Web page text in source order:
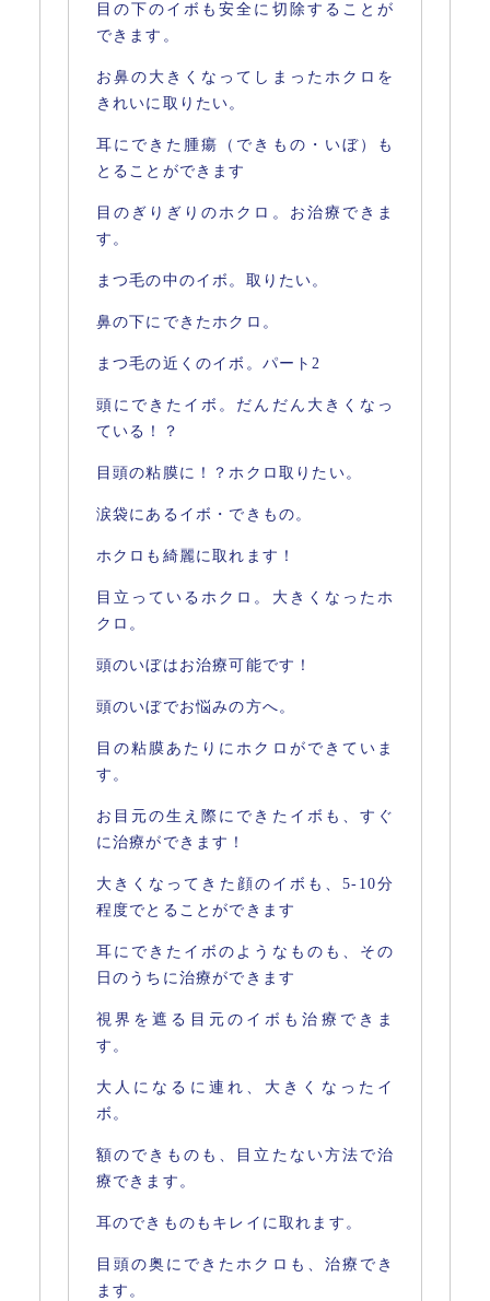
目の下のイボも安全に切除することが
できます。
お鼻の大きくなってしまったホクロを
きれいに取りたい。
耳にできた腫瘍（できもの・いぼ）も
とることができます
目のぎりぎりのホクロ。お治療できま
す。
まつ毛の中のイボ。取りたい。
鼻の下にできたホクロ。
まつ毛の近くのイボ。パート2
頭にできたイボ。だんだん大きくなっ
ている！？
目頭の粘膜に！？ホクロ取りたい。
涙袋にあるイボ・できもの。
ホクロも綺麗に取れます！
目立っているホクロ。大きくなったホ
クロ。
頭のいぼはお治療可能です！
頭のいぼでお悩みの方へ。
目の粘膜あたりにホクロができていま
す。
お目元の生え際にできたイボも、すぐ
に治療ができます！
大きくなってきた顔のイボも、5-10分
程度でとることができます
耳にできたイボのようなものも、その
日のうちに治療ができます
視界を遮る目元のイボも治療できま
す。
大人になるに連れ、大きくなったイ
ボ。
額のできものも、目立たない方法で治
療できます。
耳のできものもキレイに取れます。
目頭の奥にできたホクロも、治療でき
ます。